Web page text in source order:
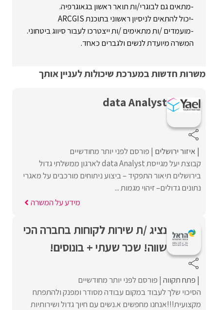
-מתאים גם לבוגרי/ות תואר ראשון בגאוגרפיה.
-יכול להתאים לניסיון ראשוני בתוכנת ARCGIS
-מועמדים /ות מתאימים /ות ייצטרכו לעבור סיווג ביטחוני.
המשרה מיועדת לנשים ולגברים כאחד.
משרות חדשות במערכת שיכולות לעניין אותך
data Analyst
איזור ירושלים פורסם לפני יותר מחודשיים
קבוצת יעל מגייסת data Analyst לארגון ממשלתי גדול
בירושלים תיאור התפקיד – ביצוע ניתוחים מורכבים על מאגרי
נתונים גדולים– זיהוי מגמות ...
מידע על המשרה
נציג /ת שירות לקוחות בחברה הכי
שווה! שכר שעתי + בונוסים!
פתח תקווה פורסם לפני יותר מחודשיים
הסיכוי שלך לעבוד במקום עבודה מסודר ומפנק ולהתפתח
מקצועית!!!אנחנו מחפשים א.נשים עם חיוך גדול ושירותיות